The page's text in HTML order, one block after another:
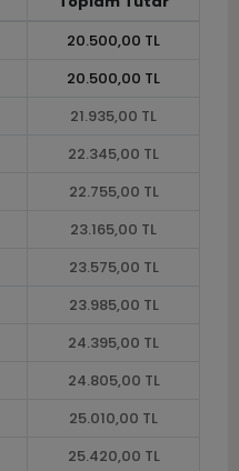
20.500,00 TL
20.500,00 TL
21.935,00 TL
22.345,00 TL
22.755,00 TL
23.165,00 TL
23.575,00 TL
23.985,00 TL
24.395,00 TL
24.805,00 TL
25.010,00 TL
25.420,00 TL